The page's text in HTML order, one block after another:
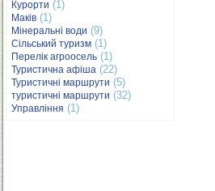
Курорти (1)
Маків (1)
Мінеральні води (9)
Сільський туризм (1)
Перелік агроосель (1)
Туристична афіша (22)
Туристичні маршрути (5)
туристичні маршрути (32)
Управління (1)